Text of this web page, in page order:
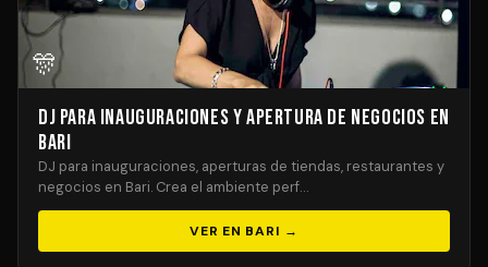
🎊
DJ para Inauguraciones y Apertura de Negocios en
Bari
DJ para inauguraciones, aperturas de tiendas, restaurantes y
negocios en Bari. Crea el ambiente perf…
VER EN BARI →